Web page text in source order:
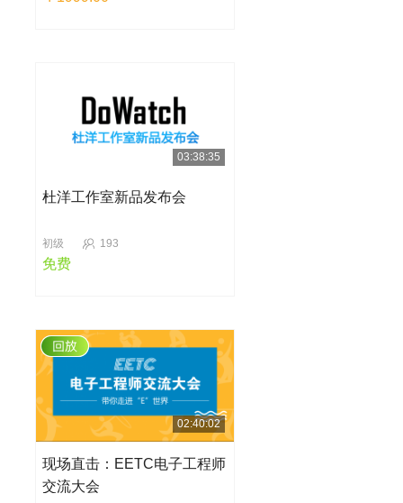
03:38:35
杜洋工作室新品发布会
初级 193
免费
02:40:02
现场直击：EETC电子工程师
交流大会